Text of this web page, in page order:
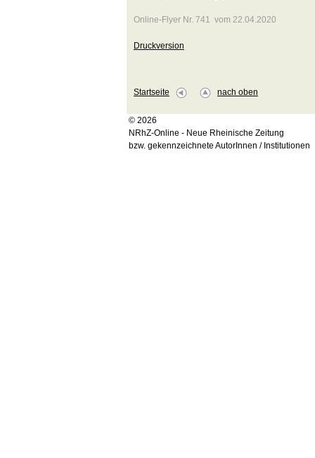
Online-Flyer Nr. 741 vom 22.04.2020
Druckversion
Startseite nach oben
© 2026
NRhZ-Online - Neue Rheinische Zeitung
bzw. gekennzeichnete AutorInnen / Institutionen